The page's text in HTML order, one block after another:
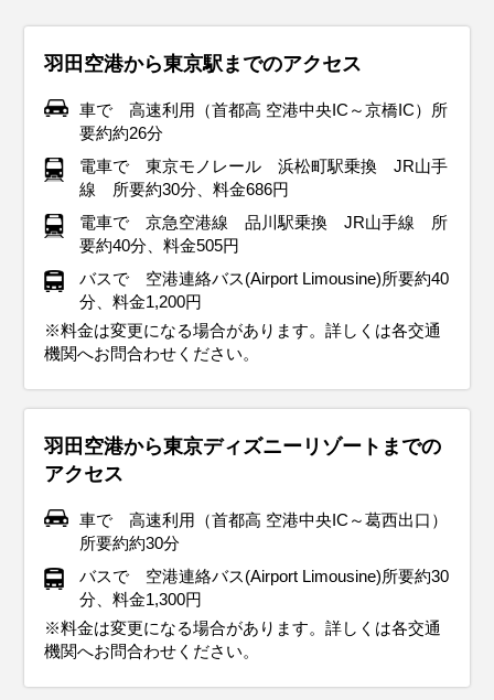
おすすめの服装は、ウール素材のコートやジャケット、セー
ターなどの暖かいアイテム。インナーには、長袖シャツやタ
ートルネックを合わせると、快適さと温かさを両立できま
帯しておくと便利です。足元は、ブーツや防寒性のあるスニ
みながら、秋の東京を暖かくおしゃれに満喫してください
イベント・観光
紅葉シーズン、イルミネーションシーズン、高尾山もみじまつり
（八王子市）、八王子いちょう祭り（八王子市）、酉の市（長國
寺/鷲神社・台東区）、東京国際映画祭
ジャケット。特に、朝晩の外出では、手袋やマフラー、帽子
といった防寒小物を活用すると、温かさがぐんとアップしま
す。インナーには、ヒートテックやフリース素材のシャツを
しっかり防寒できるものが最適です。この時期は、イルミネ
越えながら、関東地方の冬の魅力を満喫してくださいね！
イベント・観光
イルミネーションシーズン、赤穂義士祭（泉岳寺・港区）浅草寺
歳の市（浅草）、浅草寺 羽子板市（台東区）、ボロ市（世田谷
区）
ートやダウンジャケット。さらに、マフラー・手袋・帽子を
プラスすれば、防寒レベルがグッとアップします。インナー
はヒートテックやフリースなど、暖かい素材を選ぶのが正
の組み合わせがおすすめです。寒さが苦手な人は、ホッカイ
の東京を快適に楽しみましょう！
イベント・観光
新年一般参賀（皇居・千代田区）、箱根駅伝（千代田区他）、だ
いこく祭（神田明神・千代田区）、青梅だるま市（青梅市）、消
防出初式（東京ビッグサイト周辺）、大相撲初場所
しておきましょう。服装の基本は 厚手のコートやダウンジャ
ケット。風を防げる素材を選べば、より暖かく過ごせます。
長時間外を歩く予定があるなら、ヒートテックやフリースな
冷え対策も重要なので、マフラー・手袋・ブーツを活用しま
スタイルが便利。寒暖差に対応できる服装で、快適に東京を
イベント・観光
梅の見ごろ、節分会（浅草寺・台東区）、せたがや梅まつり（世
田谷区）、高幡不動尊のだるま市（日野市）
活躍します。朝晩は冷え込むことがあるので、セーターや厚
手のカーディガンを重ね着して、体温調整しやすいスタイル
にすると◎。日中はポカポカ陽気になる日もあるので、イン
やすいスニーカーがベスト。寒暖差に対応しつつ、春の東京
イベント・観光
桜の見ごろ、梅の見ごろ、菜の花の見ごろ、うえの桜まつり（台
東区）、中目黒桜まつり（目黒区）、だるま市（深大寺・調布
市）、火渡り祭（高尾山・八王子市）東京マラソン
なります。服装は、軽めのジャケットやカーディガンがちょ
うどいい感じ。日中は薄手のシャツやブラウスで快適に過ご
せますが、朝晩はひんやりすることもあるので、調整しやす
ーがベスト！天気が崩れそうな日は、防水性のある靴を選ぶ
も活用して、おしゃれに紫外線対策をしましょう♪春の東京を
イベント・観光
桜の見ごろ、ツツジの見ごろ、フジの見ごろ、文京つつじまつり
（根津神社・文京区）、亀戸天神社 藤まつり（江東区）、浅草 流
鏑馬（浅草神社・台東区）
す。服装は、薄手のジャケットやカーディガンがちょうどい
い感じ。日中は半袖シャツや軽めのパンツ、スカートで快適
に過ごせますが、朝晩は肌寒くなることもあるので、サッと
が変わりやすい時期なので、折りたたみ傘があると便利。観
を選ぶと、一日中快適に過ごせますよ！爽やかな春の東京
イベント・観光
バラの見ごろ、神田祭（神田明神・千代田区）、三社祭（浅草神
社・台東区）、くらやみ祭（大國魂神社・府中市）、春のバラフ
ェスタ（神代植物公園・調布市）、足立の花火（足立区）、大相
気性の良い素材がマスト！湿気を吸いやすい綿やリネンのシ
ャツ、薄手のパンツが快適です。暑い日は、ショートスリー
ブのワンピースも涼しくておすすめ。また、突然の雨に備え
は、濡れても乾きやすい靴を選ぶと安心です。梅雨の時期で
も楽しんでくださいね♪
イベント・観光
あじさいの見ごろ、菖蒲の見ごろ、山王まつり（日枝神社・千代
田区）、文京あじさいまつり（白山神社・文京区）
差しが強く、紫外線もグッと増える時期なので、帽子・サン
グラス・日焼け止めをフル活用してしっかり肌を守りましょ
う！足元は、通気性の良いサンダルや軽量スニーカーが快適
手のカーディガンやストールを持っておくと、寒暖差にも対
いっきり楽しんでくださいね！
イベント・観光
隅田川花火大会（台東区・墨田区）、下町七夕まつり（台東
区）、神楽坂まつり（新宿区）、入谷朝顔まつり（入谷鬼子母
神・台東区）、ほおずき市（浅草寺・台東区）、みたままつり
（靖国神社・千代田区）
羽田空港から東京駅までのアクセス
車で 高速利用（首都高 空港中央IC～京橋IC）所
要約約26分
電車で 東京モノレール 浜松町駅乗換 JR山手
線 所要約30分、料金686円
電車で 京急空港線 品川駅乗換 JR山手線 所
要約40分、料金505円
バスで 空港連絡バス(Airport Limousine)所要約40
分、料金1,200円
※料金は変更になる場合があります。詳しくは各交通
機関へお問合わせください。
羽田空港から東京ディズニーリゾートまでの
アクセス
車で 高速利用（首都高 空港中央IC～葛西出口）
所要約約30分
バスで 空港連絡バス(Airport Limousine)所要約30
分、料金1,300円
※料金は変更になる場合があります。詳しくは各交通
機関へお問合わせください。